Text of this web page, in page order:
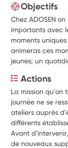
Objectifs
Chez ADOSEN
importants avec
moments
animeras ces
jeunes; un
Actions
La mission qu'on
journée ne se
ateliers auprès
différents
Avant
de nouveaux